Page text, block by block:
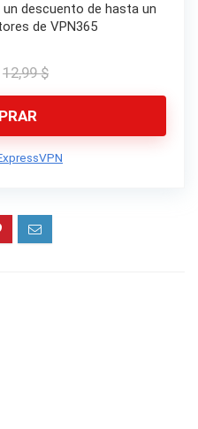
descuento de hasta un
de VPN365
12,99 $